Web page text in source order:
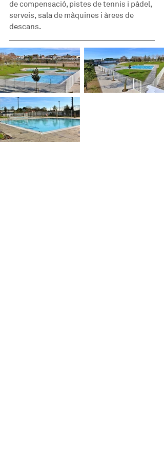
de compensació, pistes de tennis i pàdel,
serveis, sala de màquines i àrees de
descans.